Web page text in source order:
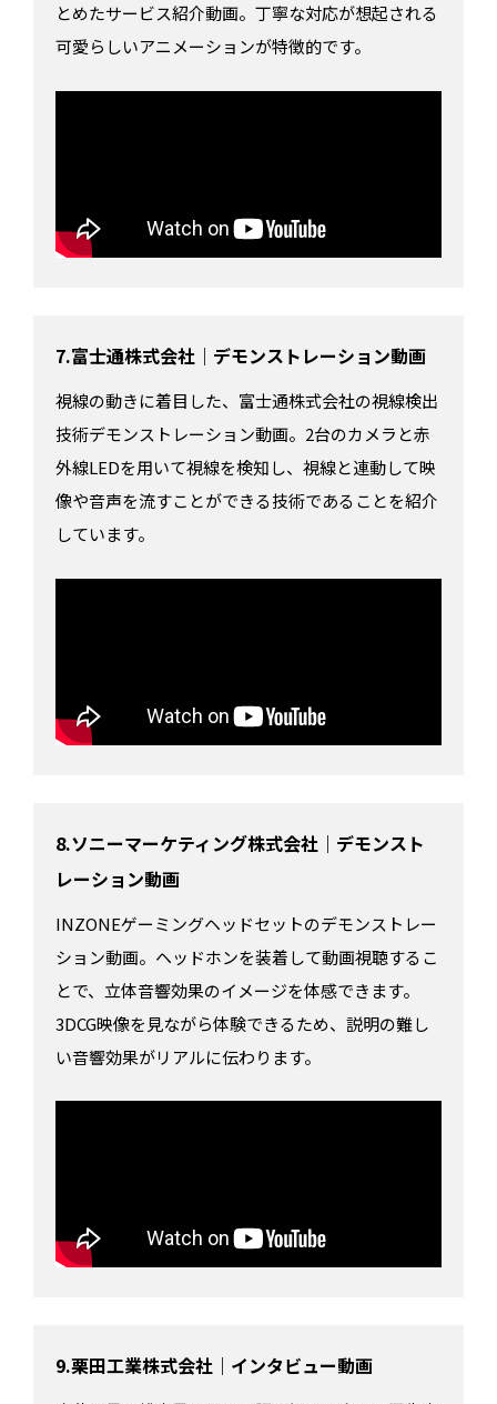
とめたサービス紹介動画。丁寧な対応が想起される
可愛らしいアニメーションが特徴的です。
7.富士通株式会社｜デモンストレーション動画
視線の動きに着目した、富士通株式会社の視線検出
技術デモンストレーション動画。2台のカメラと赤
外線LEDを用いて視線を検知し、視線と連動して映
像や音声を流すことができる技術であることを紹介
しています。
8.ソニーマーケティング株式会社｜デモンスト
レーション動画
INZONEゲーミングヘッドセットのデモンストレー
ション動画。ヘッドホンを装着して動画視聴するこ
とで、立体音響効果のイメージを体感できます。
3DCG映像を見ながら体験できるため、説明の難し
い音響効果がリアルに伝わります。
9.栗田工業株式会社｜インタビュー動画